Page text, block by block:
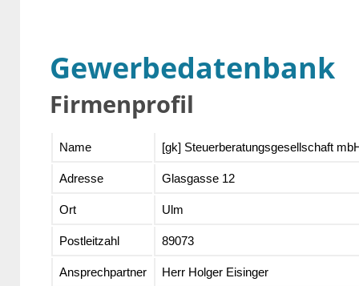
Gewerbedatenbank
Firmenprofil
Name [gk] Steuerberatungsgesellschaft
Adresse Glasgasse 12
Ort Ulm
Postleitzahl 89073
Ansprechpartner Herr Holger Eisinger